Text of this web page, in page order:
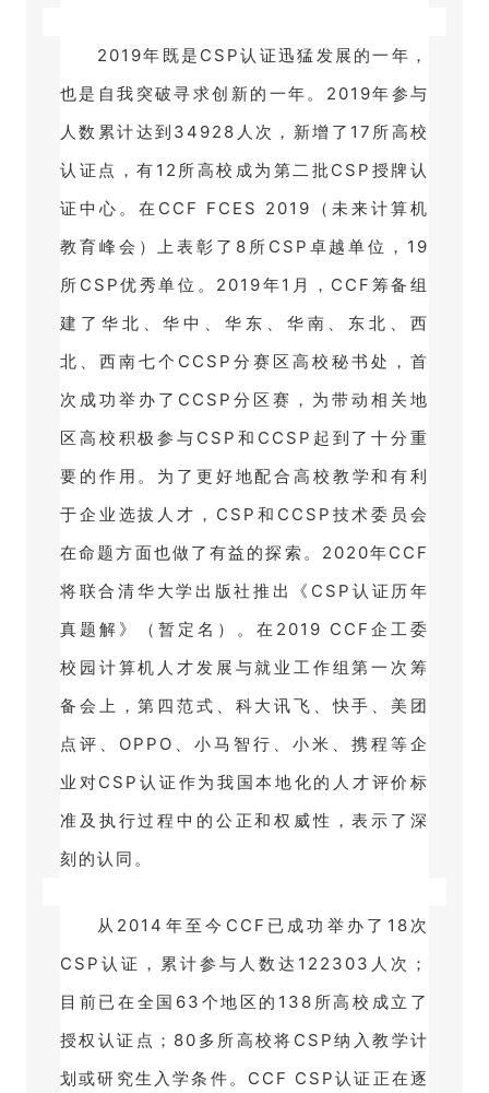
2019年既是CSP认证迅猛发展的一年，
也是自我突破寻求创新的一年。 2019年参与
人数累计达到34928人次，新增了17所高校
认证点，有12所高校成为第二批CSP授牌认
证中心。 在CCF FCES 2019（未来计算机
教育峰会）上表彰了8所CSP卓越单位，19
所CSP优秀单位。 2019年1月，CCF筹备组
建了华北、华中、华东、华南、东北、西
北、西南七个CCSP分赛区高校秘书处，首
次成功举办了CCSP分区赛，为带动相关地
区高校积极参与CSP和CCSP起到了十分重
要的作用。 为了更好地配合高校教学和有利
于企业选拔人才，CSP和CCSP技术委员会
在命题方面也做了有益的探索。 2020年CCF
将联合清华大学出版社推出《CSP认证历年
真题解》（暂定名）。 在2019 CCF企工委
校园计算机人才发展与就业工作组第一次筹
备会上，第四范式、科大讯飞、快手、美团
点评、OPPO、小马智行、小米、携程等企
业对CSP认证作为我国本地化的人才评价标
准及执行过程中的公正和权威性，表示了深
刻的认同。
从2014年至今CCF已成功举办了18次
CSP认证，累计参与人数达122303人次；
目前已在全国63个地区的138所高校成立了
授权认证点； 80多所高校将CSP纳入教学计
划或研究生入学条件。 CCF CSP认证正在逐